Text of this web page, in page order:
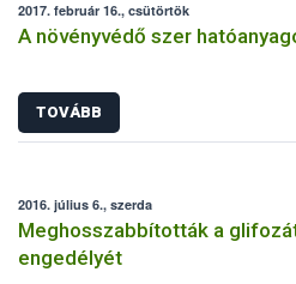
2017. február 16., csütörtök
A növényvédő szer
TOVÁBB
2016. július 6., szerda
Meghosszabbították a
engedélyét